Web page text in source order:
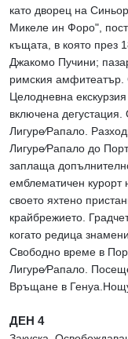
като дворец на
Микеле ин Форо",
къщата, в която през
Джакомо Пучини;
римския амфитеатър.
Целодневна
включена
Лигуре∕Рапало.
Лигуре∕Рапало до
заплаща
емблематичен курорт
своето яхтено
крайбрежието.
когато редица
Свободно време в
Лигуре∕Рапало.
Връщане в
ДЕН 4